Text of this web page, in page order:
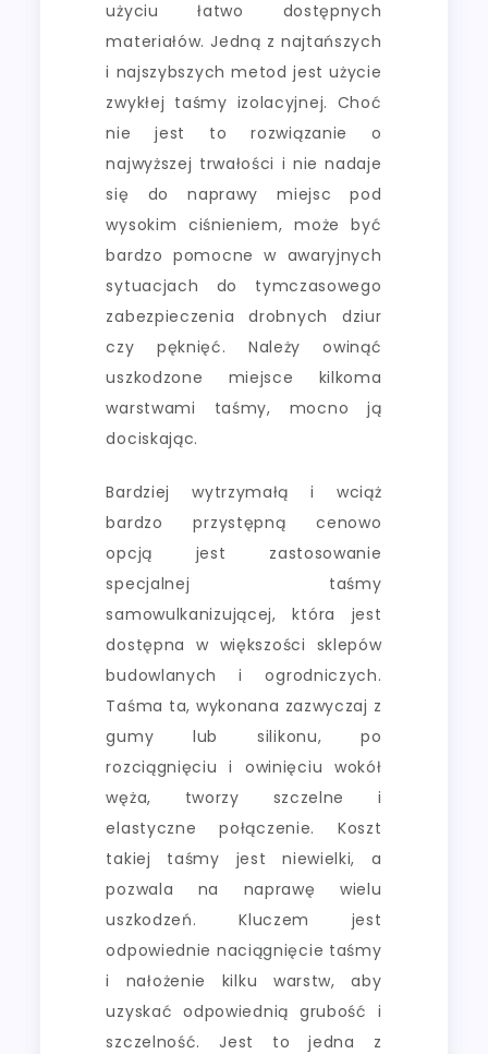
użyciu łatwo dostępnych
materiałów. Jedną z najtańszych
i najszybszych metod jest użycie
zwykłej taśmy izolacyjnej. Choć
nie jest to rozwiązanie o
najwyższej trwałości i nie nadaje
się do naprawy miejsc pod
wysokim ciśnieniem, może być
bardzo pomocne w awaryjnych
sytuacjach do tymczasowego
zabezpieczenia drobnych dziur
czy pęknięć. Należy owinąć
uszkodzone miejsce kilkoma
warstwami taśmy, mocno ją
dociskając.
Bardziej wytrzymałą i wciąż
bardzo przystępną cenowo
opcją jest zastosowanie
specjalnej taśmy
samowulkanizującej, która jest
dostępna w większości sklepów
budowlanych i ogrodniczych.
Taśma ta, wykonana zazwyczaj z
gumy lub silikonu, po
rozciągnięciu i owinięciu wokół
węża, tworzy szczelne i
elastyczne połączenie. Koszt
takiej taśmy jest niewielki, a
pozwala na naprawę wielu
uszkodzeń. Kluczem jest
odpowiednie naciągnięcie taśmy
i nałożenie kilku warstw, aby
uzyskać odpowiednią grubość i
szczelność. Jest to jedna z